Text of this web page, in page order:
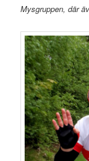
Mysgruppen, där